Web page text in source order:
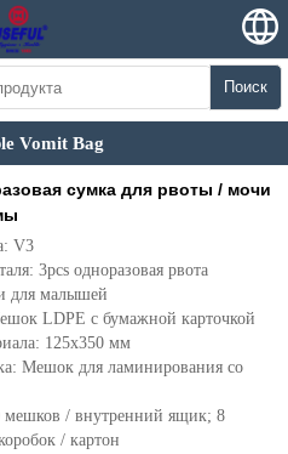
Поиск
Vomit Bag
сумка для рвоты / мочи
V3
3pcs одноразовая рвота
для малышей
LDPE с бумажной карточкой
125x350 мм
Мешок для ламинирования со
мешков / внутренний ящик; 8
/ картон